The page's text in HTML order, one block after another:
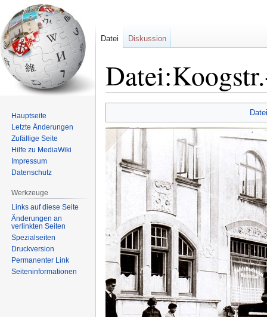
Navigation
springen
Suche
springen
Datei Diskussion
Hauptseite
Letzte Änderungen
Zufällige Seite
Hilfe zu MediaWiki
Impressum
Datenschutz
Werkzeuge
Links auf diese Seite
Änderungen an
verlinkten Seiten
Spezialseiten
Druckversion
Permanenter Link
Seiten­informationen